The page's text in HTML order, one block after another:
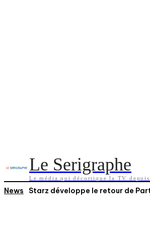
Le Serigraphe
Le média qui décortique la TV depuis
News Starz développe le retour de